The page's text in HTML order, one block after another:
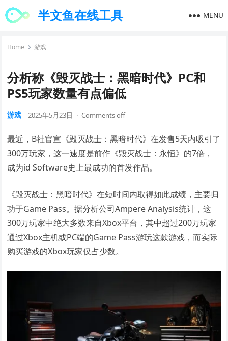
半文鱼在线工具 MENU
Home 游戏
分析称《毁灭战士：黑暗时代》PC和
PS5玩家数量有点偏低
游戏 2025年5月23日 · Comments off
最近，B社官宣《毁灭战士：黑暗时代》在发售5天内吸引了
300万玩家，这一速度是前作《毁灭战士：永恒》的7倍，
成为id Software史上最成功的首发作品。
《毁灭战士：黑暗时代》在短时间内取得如此成绩，主要归
功于Game Pass。据分析公司Ampere Analysis统计，这
300万玩家中绝大多数来自Xbox平台，其中超过200万玩家
通过Xbox主机或PC端的Game Pass游玩这款游戏，而实际
购买游戏的Xbox玩家仅占少数。